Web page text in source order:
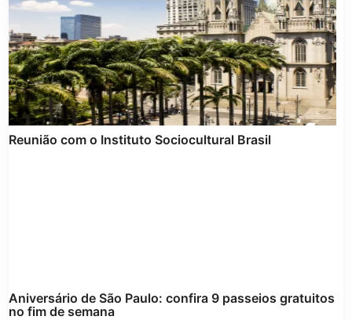
Reunião com o Instituto Sociocultural Brasil
Aniversário de São Paulo: confira 9 passeios gratuitos
no fim de semana